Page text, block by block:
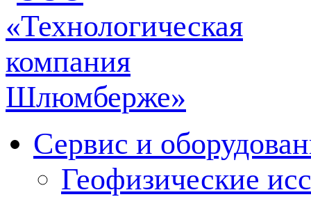
Сервис и
Геофизические